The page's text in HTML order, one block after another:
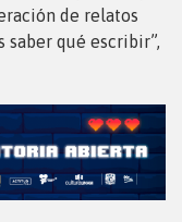
de relatos
qué escribir”,